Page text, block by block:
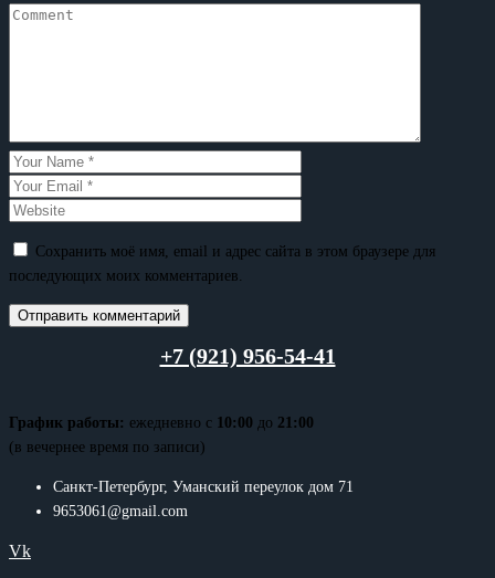
Сохранить моё имя, email и адрес сайта в этом браузере для
последующих моих комментариев.
+7 (921) 956-54-41
График работы: ежедневно с 10:00 до 21:00
(в вечернее время по записи)
Санкт-Петербург, Уманский переулок дом 71
9653061@gmail.com
Vk